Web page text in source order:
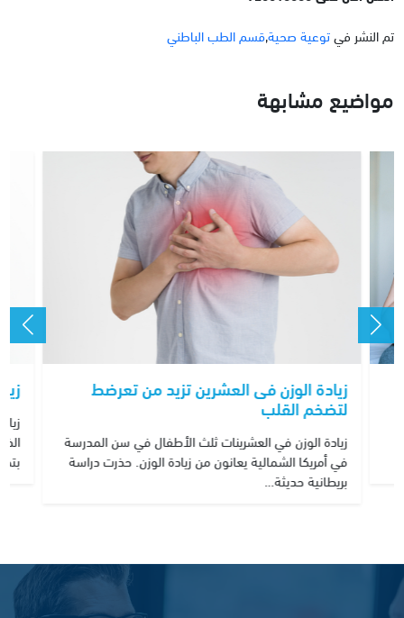
تم النشر فيتوعية صحية,قسم الطب الباطني
مواضيع مشابهة
زيادة الوزن فى العشرين تزيد من تعرضط
لتضخم القلب
زيادة الوزن في العشرينات ثلث الأطفال في سن المدرسة
في أمريكا الشمالية يعانون من زيادة الوزن. حذرت دراسة
بريطانية حديثة…